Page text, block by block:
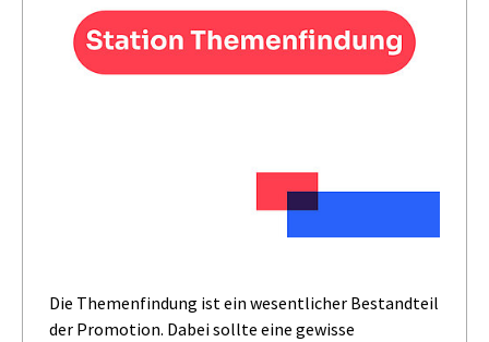
Die Themenfindung ist ein wesentlicher Bestandteil
der Promotion. Dabei sollte eine gewisse